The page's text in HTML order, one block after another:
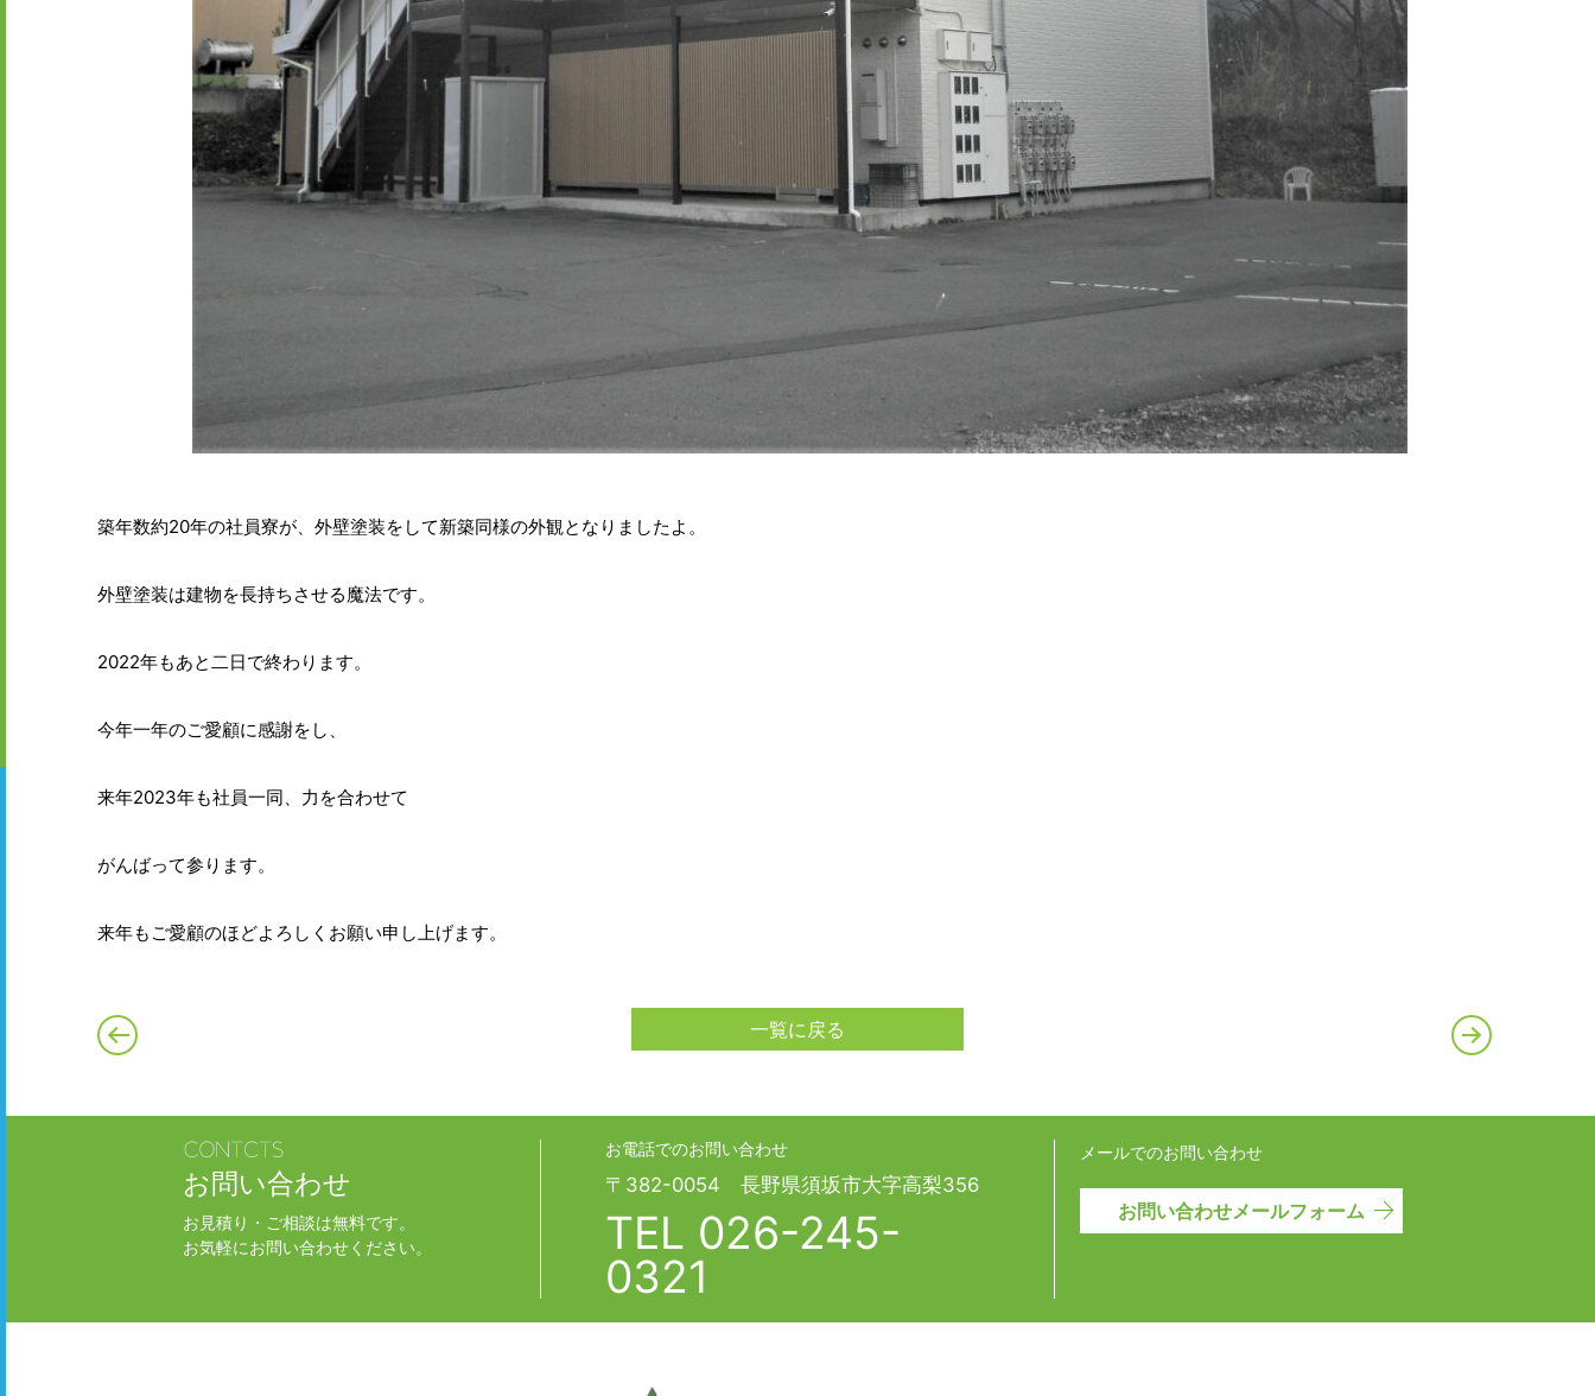
築年数約20年の社員寮が、外壁塗装をして新築同様の外観となりましたよ。
外壁塗装は建物を長持ちさせる魔法です。
2022年もあと二日で終わります。
今年一年のご愛顧に感謝をし、
来年2023年も社員一同、力を合わせて
がんばって参ります。
来年もご愛顧のほどよろしくお願い申し上げます。
一覧に戻る
お問い合わせ
お見積り・ご相談は無料です。
お気軽にお問い合わせください。
お電話でのお問い合わせ
〒382-0054 長野県須坂市大字高梨356
TEL 026-245-
0321
メールでのお問い合わせ
お問い合わせメールフォーム